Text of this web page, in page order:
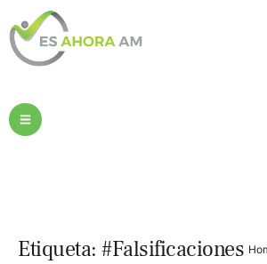
Etiqueta: #Falsificaciones